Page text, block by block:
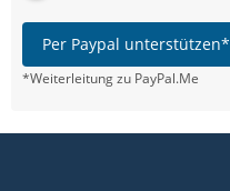
Per Paypal unterstützen*
*Weiterleitung zu PayPal.Me